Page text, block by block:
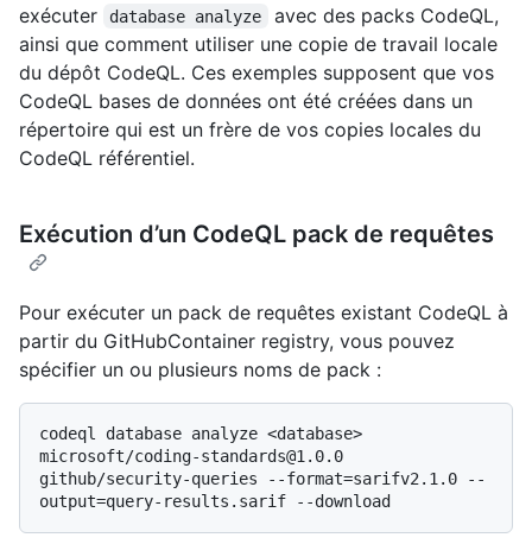
exécuter
database analyze
avec des packs CodeQL,
ainsi que comment utiliser une copie de travail locale
du dépôt CodeQL. Ces exemples supposent que vos
CodeQL bases de données ont été créées dans un
répertoire qui est un frère de vos copies locales du
CodeQL référentiel.
Exécution d’un CodeQL pack de requêtes
Pour exécuter un pack de requêtes existant CodeQL à
partir du GitHubContainer registry, vous pouvez
spécifier un ou plusieurs noms de pack :
codeql database analyze <database>
microsoft/coding-standards@1.0.0
github/security-queries --format=sarifv2.1.0 --